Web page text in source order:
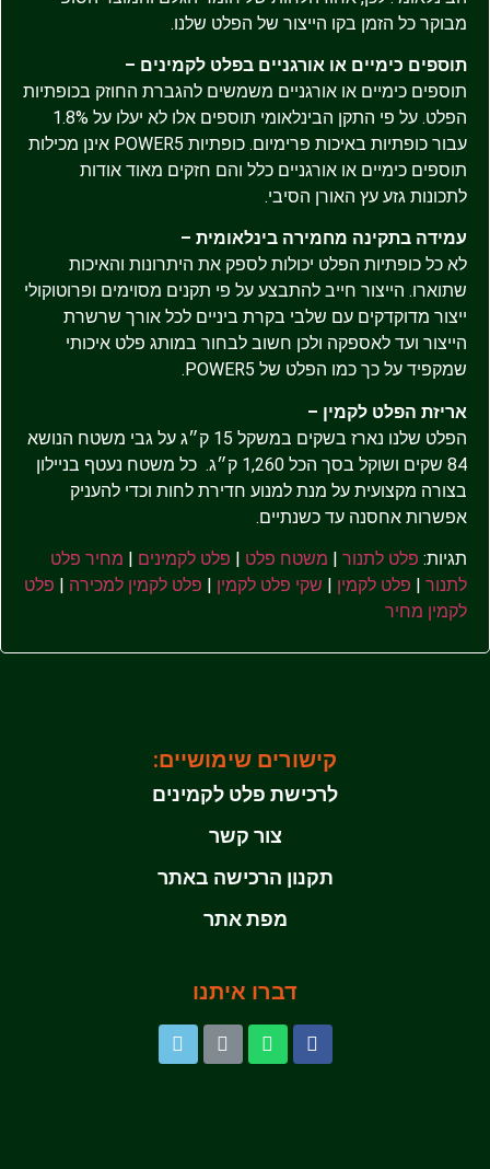
מבוקר כל הזמן בקו הייצור של הפלט שלנו.
תוספים כימיים או אורגניים בפלט לקמינים –
תוספים כימיים או אורגניים משמשים להגברת החוזק בכופתיות
הפלט. על פי התקן הבינלאומי תוספים אלו לא יעלו על 1.8%
עבור כופתיות באיכות פרימיום. כופתיות POWER5 אינן מכילות
תוספים כימיים או אורגניים כלל והם חזקים מאוד אודות
לתכונות גזע עץ האורן הסיבי.
עמידה בתקינה מחמירה בינלאומית –
לא כל כופתיות הפלט יכולות לספק את היתרונות והאיכות
שתוארו. הייצור חייב להתבצע על פי תקנים מסוימים ופרוטוקולי
ייצור מדוקדקים עם שלבי בקרת ביניים לכל אורך שרשרת
הייצור ועד לאספקה ולכן חשוב לבחור במותג פלט איכותי
שמקפיד על כך כמו הפלט של POWER5.
אריזת הפלט לקמין –
הפלט שלנו נארז בשקים במשקל 15 ק״ג על גבי משטח הנושא
84 שקים ושוקל בסך הכל 1,260 ק״ג. כל משטח נעטף בניילון
בצורה מקצועית על מנת למנוע חדירת לחות וכדי להעניק
אפשרות אחסנה עד כשנתיים.
תגיות: פלט לתנור | משטח פלט | פלט לקמינים | מחיר פלט
לתנור | פלט לקמין | שקי פלט לקמין | פלט לקמין למכירה | פלט
לקמין מחיר
קישורים שימושיים:
לרכישת פלט לקמינים
צור קשר
תקנון הרכישה באתר
מפת אתר
דברו איתנו